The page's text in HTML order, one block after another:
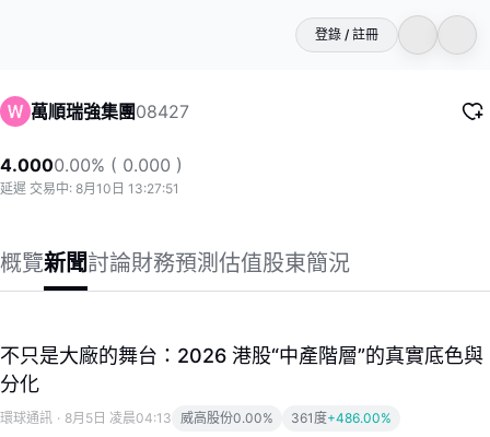
登錄 / 註冊
萬順瑞強集團08427
4.0000.00% ( 0.000 )
延遲 交易中: 8月10日 13:27:51
概覽新聞討論財務預測 估值股東簡況
不只是大廠的舞台：2026 港股“中產階層”的真實底色與
分化
環球通訊 · 8月5日 凌晨04:13 威高股份0.00% 361度+486.00%